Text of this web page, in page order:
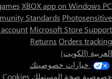
XBOX app on Windows PC
Standards Photosensitive
Microsoft Store Support
Returns Orders tracking
العربية (الكويت)
خيارات خصوصيتك
خصوصية صحة المستهلك